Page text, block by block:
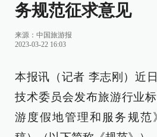
务规范征求意见
来源： 中国旅游报
2023-03-22 16:03
本报讯（记者 李志刚）近
技术委员会发布旅游行业
游度假地管理和服务规范